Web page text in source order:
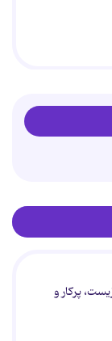
پرکار و